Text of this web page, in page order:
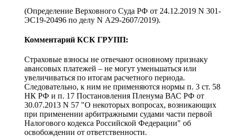
(Определение Верховного Суда РФ от 24.12.2019 N 301-
ЭС19-20496 по делу N А29-2607/2019).
Комментарий КСК ГРУПП:
Страховые взносы не отвечают основному признаку
авансовых платежей – не могут уменьшаться или
увеличиваться по итогам расчетного периода.
Следовательно, к ним не применяются нормы п. 3 ст. 58
НК РФ и п. 17 Постановления Пленума ВАС РФ от
30.07.2013 N 57 "О некоторых вопросах, возникающих
при применении арбитражными судами части первой
Налогового кодекса Российской Федерации" об
освобождении от ответственности.